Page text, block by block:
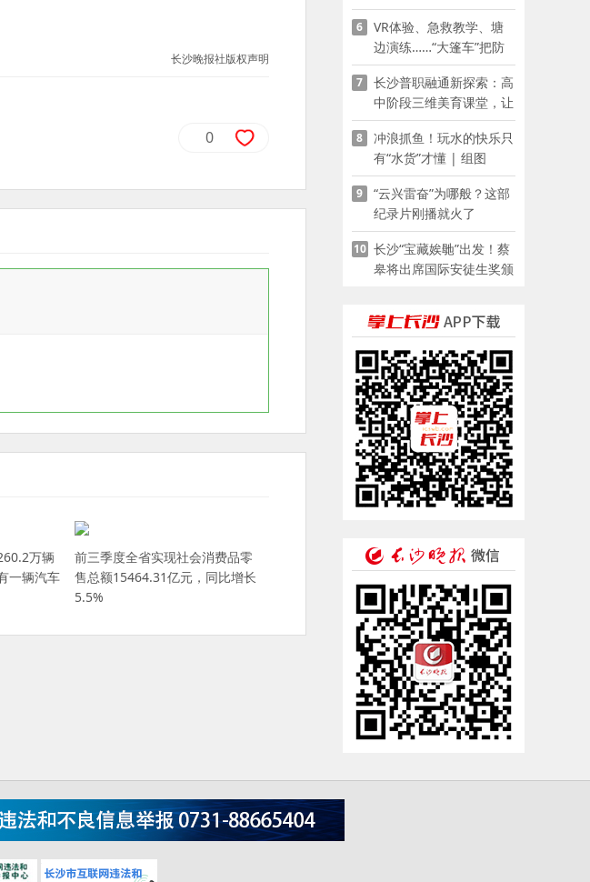
长沙晚报社版权声明
0
万辆
一辆汽车
前三季度全省实现社会消费品零
售总额15464.31亿元，同比增长
5.5%
6
VR体验、急救教学、塘
边演练……“大篷车”把防
溺水课堂搬到乡村青少年
家门口
7
长沙普职融通新探索：高
中阶段三维美育课堂，让
少年向美而生
8
冲浪抓鱼！玩水的快乐只
有“水货”才懂 | 组图
9
“云兴雷奋”为哪般？这部
纪录片刚播就火了
10 长沙“宝藏娭毑”出发！蔡
皋将出席国际安徒生奖颁